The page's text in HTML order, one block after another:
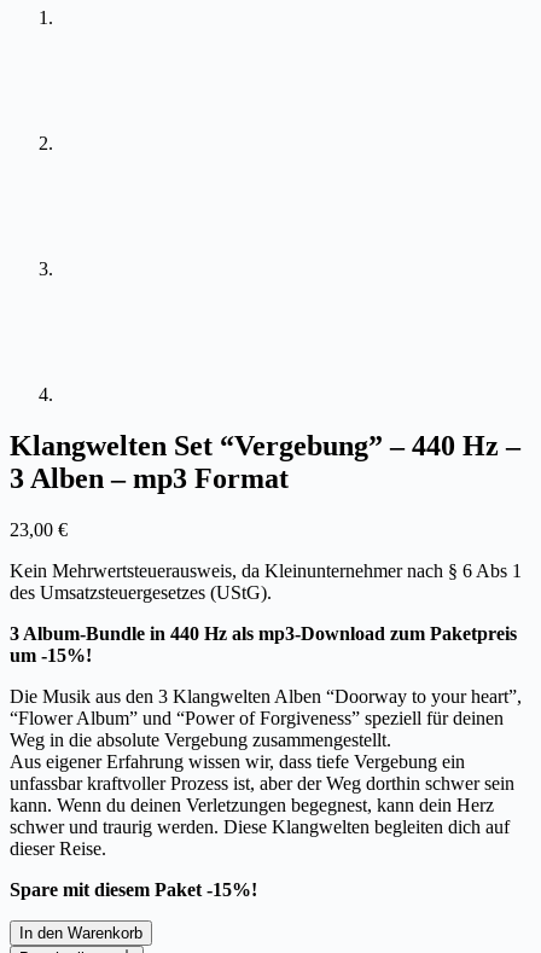
Klangwelten Set “Vergebung” – 440 Hz –
3 Alben – mp3 Format
23,00 €
Kein Mehrwertsteuerausweis, da Kleinunternehmer nach § 6 Abs 1
des Umsatzsteuergesetzes (UStG).
3 Album-Bundle in 440 Hz als mp3-Download zum Paketpreis
um -15%!
Die Musik aus den 3 Klangwelten Alben “Doorway to your heart”,
“Flower Album” und “Power of Forgiveness” speziell für deinen
Weg in die absolute Vergebung zusammengestellt.
Aus eigener Erfahrung wissen wir, dass tiefe Vergebung ein
unfassbar kraftvoller Prozess ist, aber der Weg dorthin schwer sein
kann. Wenn du deinen Verletzungen begegnest, kann dein Herz
schwer und traurig werden. Diese Klangwelten begleiten dich auf
dieser Reise.
Spare mit diesem Paket -15%!
In den Warenkorb